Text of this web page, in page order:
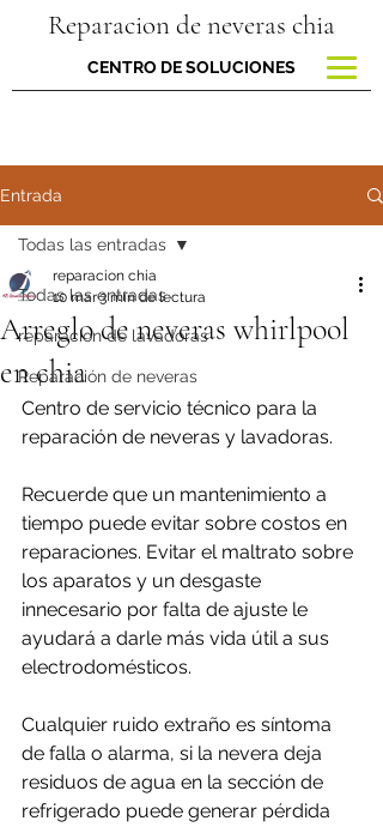
Reparacion de neveras chia
CENTRO DE SOLUCIONES
Entrada
Todas las entradas
reparacion de lavadoras
Reparación de neveras
Todas las entradas
Arreglo de neveras whirlpool
en chia
reparacion chia
10 mar3 min de lectura
Centro de servicio técnico para la
reparación de neveras y lavadoras.
Recuerde que un mantenimiento a
tiempo puede evitar sobre costos en
reparaciones. Evitar el maltrato sobre
los aparatos y un desgaste
innecesario por falta de ajuste le
ayudará a darle más vida útil a sus
electrodomésticos.
Cualquier ruido extraño es síntoma
de falla o alarma, si la nevera deja
residuos de agua en la sección de
refrigerado puede generar pérdida